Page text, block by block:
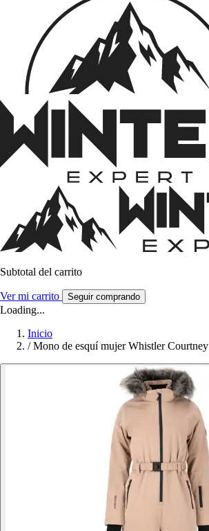
Subtotal del carrito
Ver mi carrito Seguir comprando
Loading...
Inicio
/ Mono de esquí mujer Whistler Courtney